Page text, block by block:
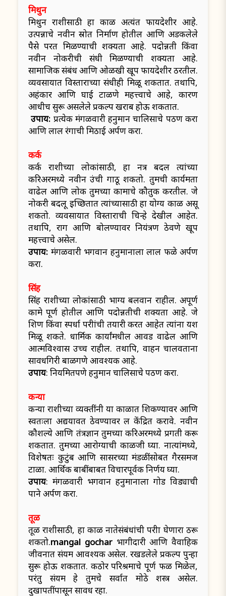
मिथुन
मिथुन राशीसाठी हा काळ अत्यंत फायदेशीर आहे.
उत्पन्नाचे नवीन स्रोत निर्माण होतील आणि अडकलेले
पैसे परत मिळण्याची शक्यता आहे. पदोन्नती किंवा
नवीन नोकरीची संधी मिळण्याची शक्यता आहे.
सामाजिक संबंध आणि ओळखी खूप फायदेशीर ठरतील.
व्यवसायात विस्ताराच्या संधीही मिळू शकतात. तथापि,
अहंकार आणि घाई टाळणे महत्त्वाचे आहे, कारण
आधीच सुरू असलेले प्रकल्प खराब होऊ शकतात.
उपाय: प्रत्येक मंगळवारी हनुमान चालिसाचे पठण करा
आणि लाल रंगाची मिठाई अर्पण करा.
कर्क
कर्क राशीच्या लोकांसाठी, हा नक्षत्र बदल त्यांच्या
करिअरमध्ये नवीन उंची गाठू शकतो. तुमची कार्यक्षमता
वाढेल आणि लोक तुमच्या कामाचे कौतुक करतील. जे
नोकरी बदलू इच्छितात त्यांच्यासाठी हा योग्य काळ असू
शकतो. व्यवसायात विस्ताराची चिन्हे देखील आहेत.
तथापि, राग आणि बोलण्यावर नियंत्रण ठेवणे खूप
महत्त्वाचे असेल.
उपाय: मंगळवारी भगवान हनुमानाला लाल फळे अर्पण
करा.
सिंह
सिंह राशीच्या लोकांसाठी भाग्य बलवान राहील. अपूर्ण
कामे पूर्ण होतील आणि पदोन्नतीची शक्यता आहे. जे
शिक्षण किंवा स्पर्धा परीक्षांची तयारी करत आहेत त्यांना यश
मिळू शकते. धार्मिक कार्यांमधील आवड वाढेल आणि
आत्मविश्वास उच्च राहील. तथापि, वाहन चालवताना
सावधगिरी बाळगणे आवश्यक आहे.
उपाय: नियमितपणे हनुमान चालिसाचे पठण करा.
कन्या
कन्या राशीच्या व्यक्तींनी या काळात शिकण्यावर आणि
स्वतःला अद्ययावत ठेवण्यावर लक्ष केंद्रित करावे. नवीन
कौशल्ये आणि तंत्रज्ञान तुमच्या करिअरमध्ये प्रगती करू
शकतात. तुमच्या आरोग्याची काळजी घ्या. नात्यांमध्ये,
विशेषतः कुटुंब आणि सासरच्या मंडळींसोबत गैरसमज
टाळा. आर्थिक बाबींबाबत विचारपूर्वक निर्णय घ्या.
उपाय: मंगळवारी भगवान हनुमानाला गोड विड्याची
पाने अर्पण करा.
तूळ
तूळ राशीसाठी, हा काळ नातेसंबंधांची परीक्षा घेणारा ठरू
शकतो.mangal gocharभागीदारी आणि वैवाहिक
जीवनात संयम आवश्यक असेल. रखडलेले प्रकल्प पुन्हा
सुरू होऊ शकतात. कठोर परिश्रमाचे पूर्ण फळ मिळेल,
परंतु संयम हे तुमचे सर्वात मोठे शस्त्र असेल.
दुखापतींपासून सावध रहा.